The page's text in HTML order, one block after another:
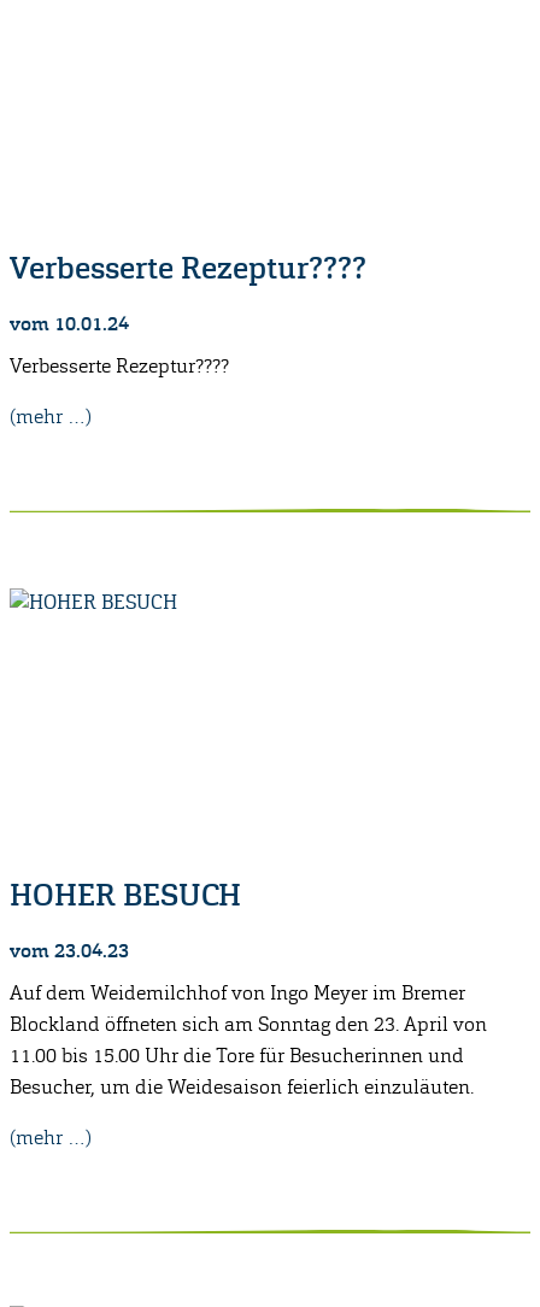
Verbesserte Rezeptur????
vom 10.01.24
Verbesserte Rezeptur????
(mehr …)
HOHER BESUCH
vom 23.04.23
Auf dem Weidemilchhof von Ingo Meyer im Bremer
Blockland öffneten sich am Sonntag den 23. April von
11.00 bis 15.00 Uhr die Tore für Besucherinnen und
Besucher, um die Weidesaison feierlich einzuläuten.
(mehr …)